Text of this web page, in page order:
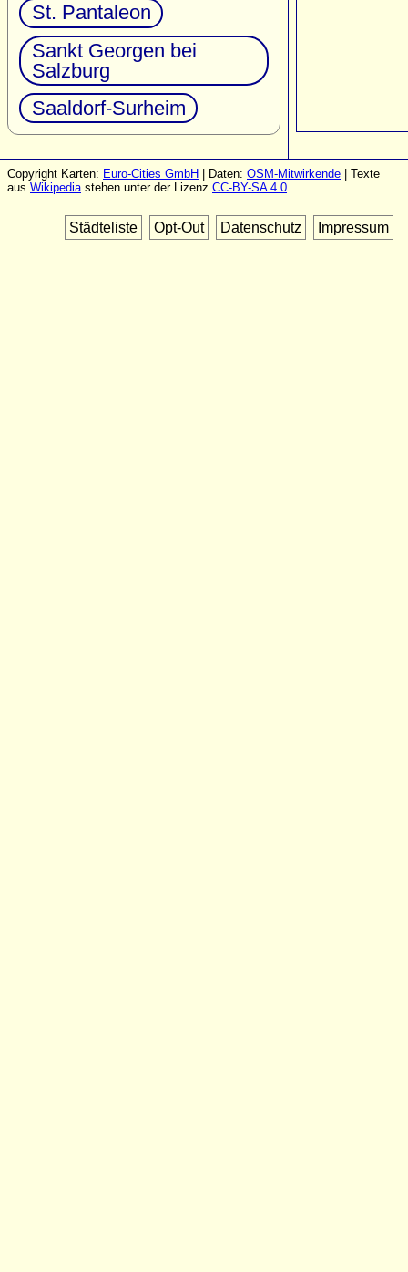
St. Pantaleon
Sankt Georgen bei
Salzburg
Saaldorf-Surheim
Copyright Karten: Euro-Cities GmbH | Daten: OSM-Mitwirkende | Texte
aus Wikipediastehen unter der Lizenz CC-BY-SA 4.0
Städteliste Opt-Out Datenschutz Impressum